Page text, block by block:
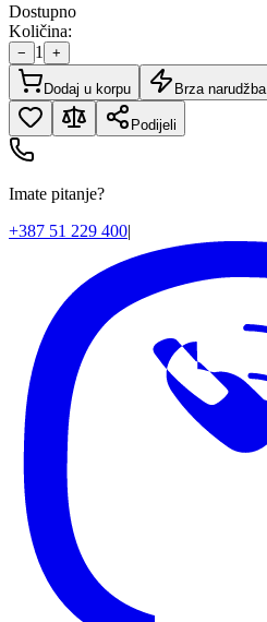
Dostupno
Količina:
− 1 +
Dodaj u korpu Brza narudžba
Podijeli
Imate pitanje?
+387 51 229 400|